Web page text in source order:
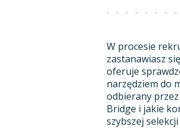
W procesie
zastanawiasz
oferuje
narzędziem do
odbierany
Bridge i jakie
szybszej